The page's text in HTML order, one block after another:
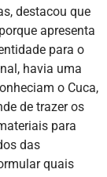
destacou que
apresenta
para o
havia uma
o Cuca,
de trazer os
para
das
quais